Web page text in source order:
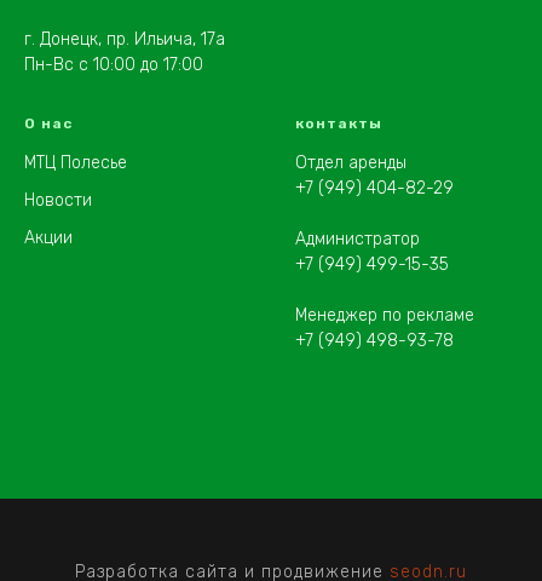
г. Донецк, пр. Ильича, 17а
Пн-Вс с 10:00 до 17:00
О нас
МТЦ Полесье
Новости
Акции
контакты
Отдел аренды
+7 (949) 404-82-29
Администратор
+7 (949) 499-15-35
Менеджер по рекламе
+7 (949) 498-93-78
Разработка сайта и продвижение seodn.ru